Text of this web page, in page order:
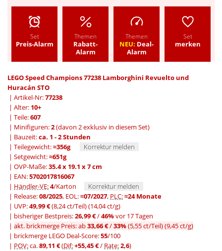
Set
Preis-Alarm
Themen
Rabatt-
Alarm
Themen
NEU: Deal-
Alarm
Set
merken
LEGO Speed Champions 77238 Lamborghini Revuelto und
Huracán STO
| Artikel-Nr:77238
| Alter: 10+
| Teile:607
| Minifiguren:2(davon 2 exklusiv in diesem Set)
| Bauzeit:ca. 1 - 2 Stunden
| Teilegewicht:≈356g
Korrektur melden
| Setgewicht:≈651g
| OVP-Maße:35.4 x 19.1 x 7 cm
| EAN:5702017816067
| Händler-VE:4/Karton
Korrektur melden
| Release:08/2025, EOL:≈07/2027, PLC:≈24 Monate
| UVP:49,99 €(8,24 ct/Teil)(14,04 ct/g)
| bisheriger Bestpreis:26,99 €/46%vor 17 Tagen
| akt. brickmerge Preis: ab33,66 €/33%(5,55 ct/Teil)(9,45 ct/g)
| brickmerge LEGO Deal-Score:55/100
| POV:ca.89,11 €(Dif:+55,45 €/ Rate:2,6)